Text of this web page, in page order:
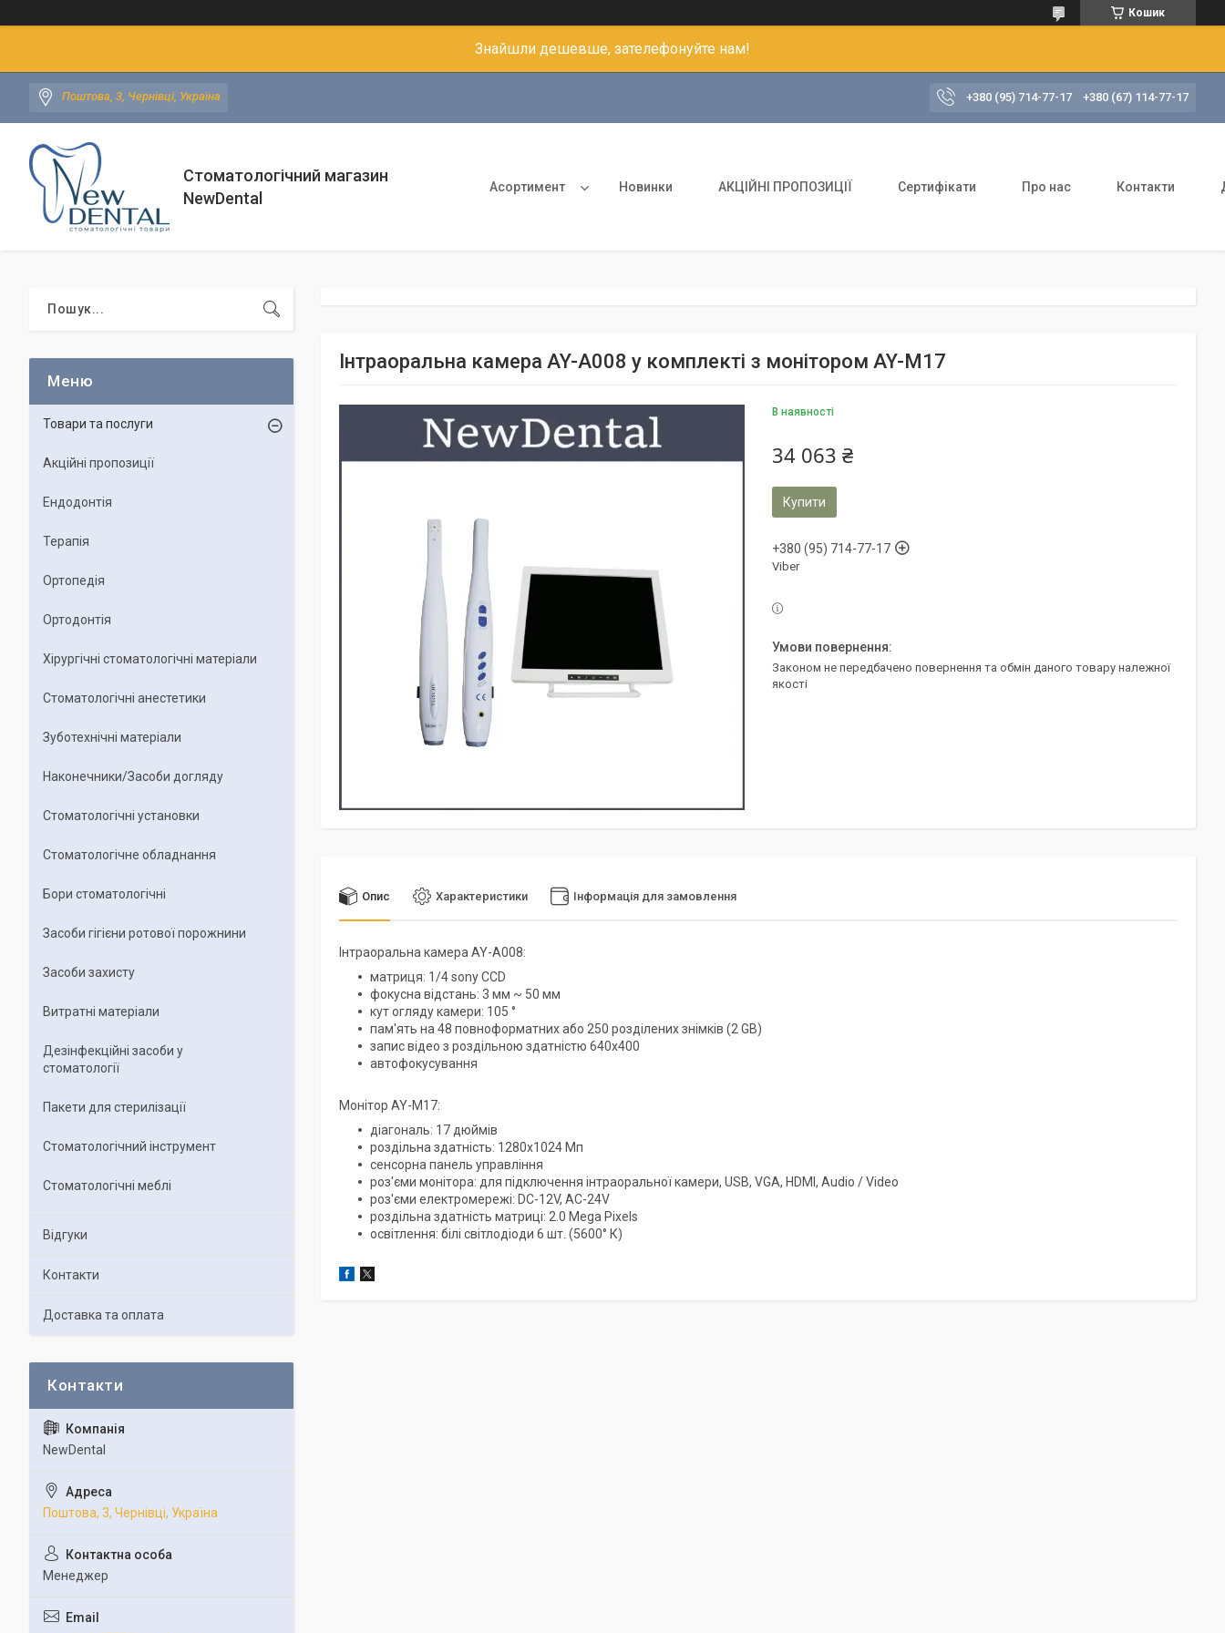
Кошик
Знайшли дешевше, зателефонуйте нам!
Поштова, 3, Чернівці, Україна +380 (95) 714-77-17 +380 (67) 114-77-17
Стоматологічний магазин
NewDental
Асортимент Новинки АКЦІЙНІ ПРОПОЗИЦІЇ Сертифікати Про нас Контакти
Інтраоральна камера AY-A008 у комплекті з монітором AY-M17
В наявності
34 063 ₴
Купити
+380 (95) 714-77-17
Viber
Законом не передбачено повернення та обмін даного товару належної
якості
Опис Характеристики Інформація для замовлення
Інтраоральна камера AY-A008:
матриця: 1/4 sony CCD
фокусна відстань: 3 мм ~ 50 мм
кут огляду камери: 105 °
пам'ять на 48 повноформатних або 250 розділених знімків (2 GB)
запис відео з роздільною здатністю 640х400
автофокусування
Монітор AY-M17:
діагональ: 17 дюймів
роздільна здатність: 1280х1024 Мп
сенсорна панель управління
роз'єми монітора: для підключення інтраоральної камери, USB, VGA, HDMI, Audio / Video
роз'єми електромережі: DC-12V, AC-24V
роздільна здатність матриці: 2.0 Mega Pixels
освітлення: білі світлодіоди 6 шт. (5600° К)
Товари та послуги
Акційні пропозиції
Ендодонтія
Терапія
Ортопедія
Ортодонтія
Хірургічні стоматологічні матеріали
Стоматологічні анестетики
Зуботехнічні матеріали
Наконечники/Засоби догляду
Стоматологічні установки
Стоматологічне обладнання
Бори стоматологічні
Засоби гігієни ротової порожнини
Засоби захисту
Витратні матеріали
Дезінфекційні засоби у
стоматології
Пакети для стерилізації
Стоматологічний інструмент
Стоматологічні меблі
Відгуки
Контакти
Доставка та оплата
NewDental
Поштова, 3, Чернівці, Україна
Менеджер